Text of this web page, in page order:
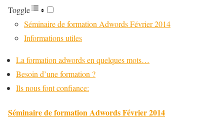
Toggle
Séminaire de formation Adwords Février 2014
Informations utiles
La formation adwords en quelques mots…
Besoin d’une formation ?
Ils nous font confiance:
Séminaire de formation Adwords Février 2014